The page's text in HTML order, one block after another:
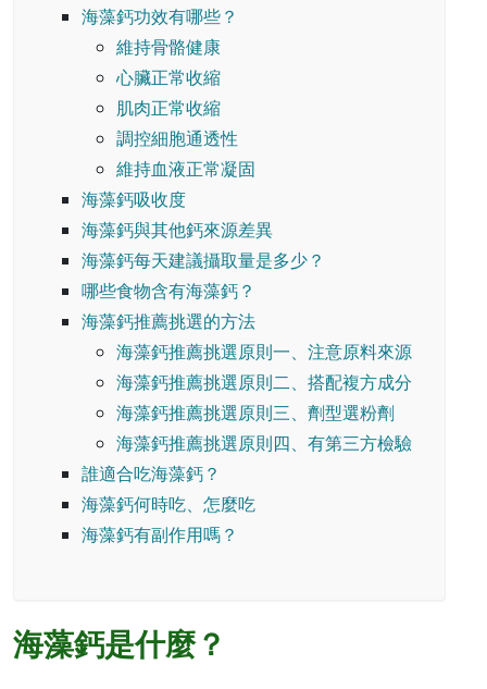
海藻鈣功效有哪些？
維持骨骼健康
心臟正常收縮
肌肉正常收縮
調控細胞通透性
維持血液正常凝固
海藻鈣吸收度
海藻鈣與其他鈣來源差異
海藻鈣每天建議攝取量是多少？
哪些食物含有海藻鈣？
海藻鈣推薦挑選的方法
海藻鈣推薦挑選原則一、注意原料來源
海藻鈣推薦挑選原則二、搭配複方成分
海藻鈣推薦挑選原則三、劑型選粉劑
海藻鈣推薦挑選原則四、有第三方檢驗
誰適合吃海藻鈣？
海藻鈣何時吃、怎麼吃
海藻鈣有副作用嗎？
海藻鈣是什麼？